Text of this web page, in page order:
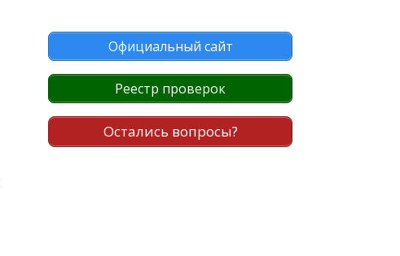
Официальный сайт
Реестр проверок
Остались вопросы?